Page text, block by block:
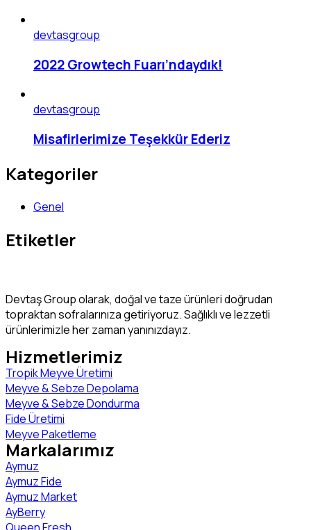
devtasgroup
2022 Growtech Fuarı’ndaydık!
devtasgroup
Misafirlerimize Teşekkür Ederiz
Kategoriler
Genel
Etiketler
Devtaş Group olarak, doğal ve taze ürünleri doğrudan
topraktan sofralarınıza getiriyoruz. Sağlıklı ve lezzetli
ürünlerimizle her zaman yanınızdayız.
Hizmetlerimiz
Tropik Meyve Üretimi
Meyve & Sebze Depolama
Meyve & Sebze Dondurma
Fide Üretimi
Meyve Paketleme
Markalarımız
Aymuz
Aymuz Fide
Aymuz Market
AyBerry